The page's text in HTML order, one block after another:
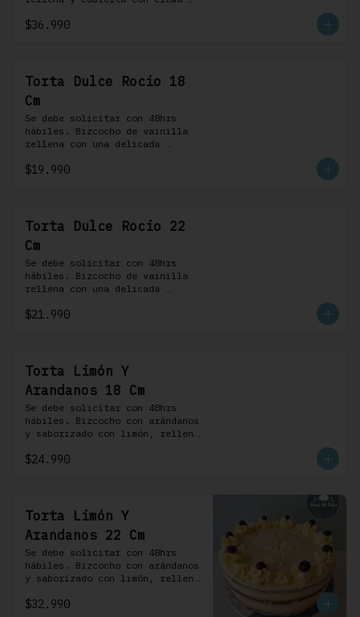
profiteroles.
$36.990
Torta Dulce Rocio 18
Cm
Se debe solicitar con 48hrs
hábiles. Bizcocho de vainilla
rellena con una delicada
de leche cubierta con nuestra
$19.990
Torta Dulce Rocio 22
Cm
Se debe solicitar con 48hrs
hábiles. Bizcocho de vainilla
rellena con una delicada
de leche cubierta con nuestra
$21.990
Torta Limón Y
Arandanos 18 Cm
Se debe solicitar con 48hrs
hábiles. Bizcocho con arándanos
y saborizado con limón, rellena
rojos y cubierta con un
$24.990
Torta Limón Y
Arandanos 22 Cm
Se debe solicitar con 48hrs
hábiles. Bizcocho con arándanos
y saborizado con limón, rellena
rojos y cubierta con un
$32.990